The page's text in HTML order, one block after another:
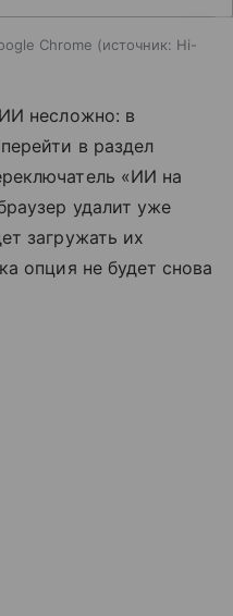
Chrome источник: Hi-
несложно: в
в раздел
«ИИ на
удалит уже
загружать их
опция не будет снова